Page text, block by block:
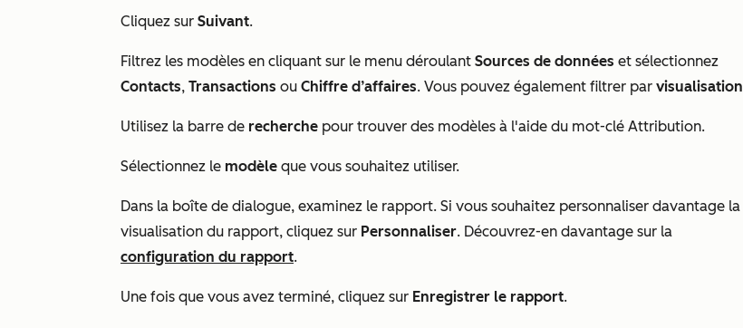
Cliquez sur Suivant.
Filtrez les modèles en cliquant sur le menu déroulant Sources de données et sélectionnez
Contacts, Transactions ou Chiffre d’affaires. Vous pouvez également filtrer par visualisation
Utilisez la barre de recherche pour trouver des modèles à l'aide du mot-clé Attribution.
Sélectionnez le modèle que vous souhaitez utiliser.
Dans la boîte de dialogue, examinez le rapport. Si vous souhaitez personnaliser davantage la
visualisation du rapport, cliquez sur Personnaliser. Découvrez-en davantage sur la
configuration du rapport.
Une fois que vous avez terminé, cliquez sur Enregistrer le rapport.